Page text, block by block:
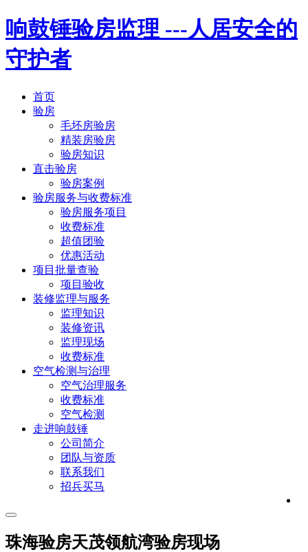
响鼓锤验房监理 ---人居安全的
守护者
首页
验房
毛坯房验房
精装房验房
验房知识
直击验房
验房案例
验房服务与收费标准
验房服务项目
收费标准
超值团验
优惠活动
项目批量查验
项目验收
装修监理与服务
监理知识
装修资讯
监理现场
收费标准
空气检测与治理
空气治理服务
收费标准
空气检测
走进响鼓锤
公司简介
团队与资质
联系我们
招兵买马
珠海验房天茂领航湾验房现场